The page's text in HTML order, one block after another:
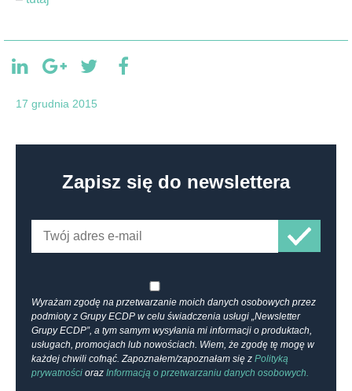
17 grudnia 2015
Zapisz się do newslettera
Wyrażam zgodę na przetwarzanie moich danych osobowych przez
podmioty z Grupy ECDP w celu świadczenia usługi „Newsletter
Grupy ECDP”, a tym samym wysyłania mi informacji o produktach,
usługach, promocjach lub nowościach. Wiem, że zgodę tę mogę w
każdej chwili cofnąć. Zapoznałem/zapoznałam się z Polityką
prywatności oraz Informacją o przetwarzaniu danych osobowych.